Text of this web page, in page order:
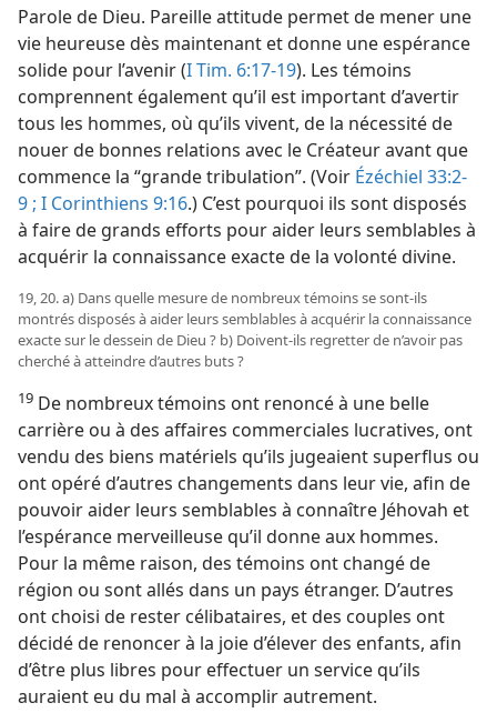
Parole de Dieu. Pareille attitude permet de mener une
vie heureuse dès maintenant et donne une espérance
solide pour l’avenir (I Tim. 6:17-19). Les témoins
comprennent également qu’il est important d’avertir
tous les hommes, où qu’ils vivent, de la nécessité de
nouer de bonnes relations avec le Créateur avant que
commence la “grande tribulation”. (Voir Ézéchiel 33:2-
9 ; I Corinthiens 9:16.) C’est pourquoi ils sont disposés
à faire de grands efforts pour aider leurs semblables à
acquérir la connaissance exacte de la volonté divine.
19, 20. a) Dans quelle mesure de nombreux témoins se sont-​ils
montrés disposés à aider leurs semblables à acquérir la connaissance
exacte sur le dessein de Dieu ? b) Doivent-​ils regretter de n’avoir pas
cherché à atteindre d’autres buts ?
19 De nombreux témoins ont renoncé à une belle
carrière ou à des affaires commerciales lucratives, ont
vendu des biens matériels qu’ils jugeaient superflus ou
ont opéré d’autres changements dans leur vie, afin de
pouvoir aider leurs semblables à connaître Jéhovah et
l’espérance merveilleuse qu’il donne aux hommes.
Pour la même raison, des témoins ont changé de
région ou sont allés dans un pays étranger. D’autres
ont choisi de rester célibataires, et des couples ont
décidé de renoncer à la joie d’élever des enfants, afin
d’être plus libres pour effectuer un service qu’ils
auraient eu du mal à accomplir autrement.